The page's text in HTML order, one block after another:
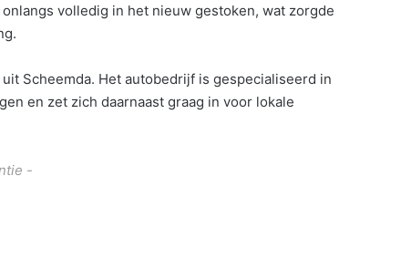
volledig in het nieuw gestoken, wat zorgde
Scheemda. Het autobedrijf is gespecialiseerd in
en zet zich daarnaast graag in voor lokale
-